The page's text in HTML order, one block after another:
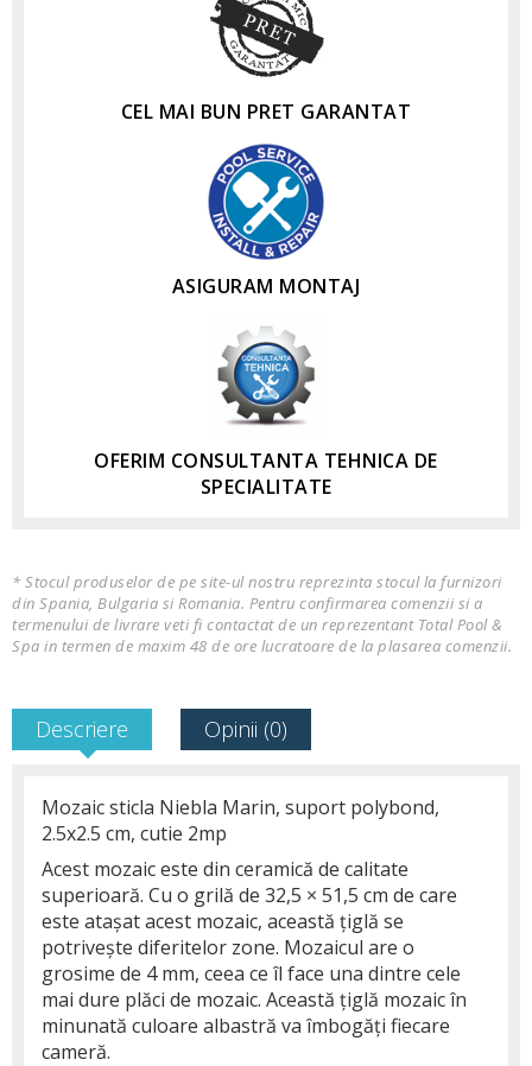
CEL MAI BUN PRET GARANTAT
ASIGURAM MONTAJ
OFERIM CONSULTANTA TEHNICA DE
SPECIALITATE
* Stocul produselor de pe site-ul nostru reprezinta stocul la furnizori
din Spania, Bulgaria si Romania. Pentru confirmarea comenzii si a
termenului de livrare veti fi contactat de un reprezentant Total Pool &
Spa in termen de maxim 48 de ore lucratoare de la plasarea comenzii.
Descriere Opinii (0)
Mozaic sticla Niebla Marin, suport polybond,
2.5x2.5 cm, cutie 2mp
Acest mozaic este din ceramică de calitate
superioară. Cu o grilă de 32,5 × 51,5 cm de care
este atașat acest mozaic, această țiglă se
potrivește diferitelor zone. Mozaicul are o
grosime de 4 mm, ceea ce îl face una dintre cele
mai dure plăci de mozaic. Această țiglă mozaic în
minunată culoare albastră va îmbogăți fiecare
cameră.